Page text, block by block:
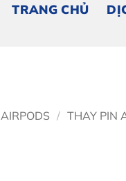
TRANG CHỦ
AIRPODS / THAY PIN